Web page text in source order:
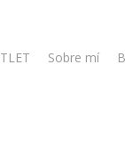
Sobre mí